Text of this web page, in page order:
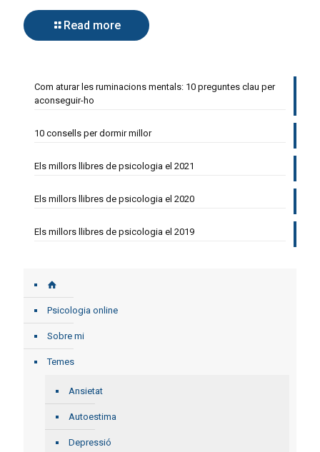
Read more
Com aturar les ruminacions mentals: 10 preguntes clau per
aconseguir-ho
10 consells per dormir millor
Els millors llibres de psicologia el 2021
Els millors llibres de psicologia el 2020
Els millors llibres de psicologia el 2019
Psicologia online
Sobre mi
Temes
Ansietat
Autoestima
Depressió